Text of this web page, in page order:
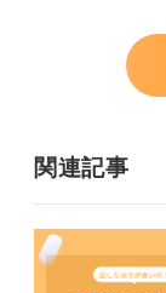
関連記事